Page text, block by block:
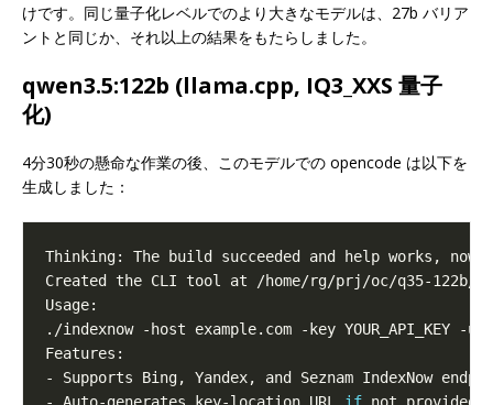
けです。同じ量子化レベルでのより大きなモデルは、27b バリア
ントと同じか、それ以上の結果をもたらしました。
qwen3.5:122b (llama.cpp, IQ3_XXS 量子
化)
4分30秒の懸命な作業の後、このモデルでの opencode は以下を
生成しました：
./indexnow -host example.com -key YOUR_API_KEY -
- Auto-generates key-location URL if